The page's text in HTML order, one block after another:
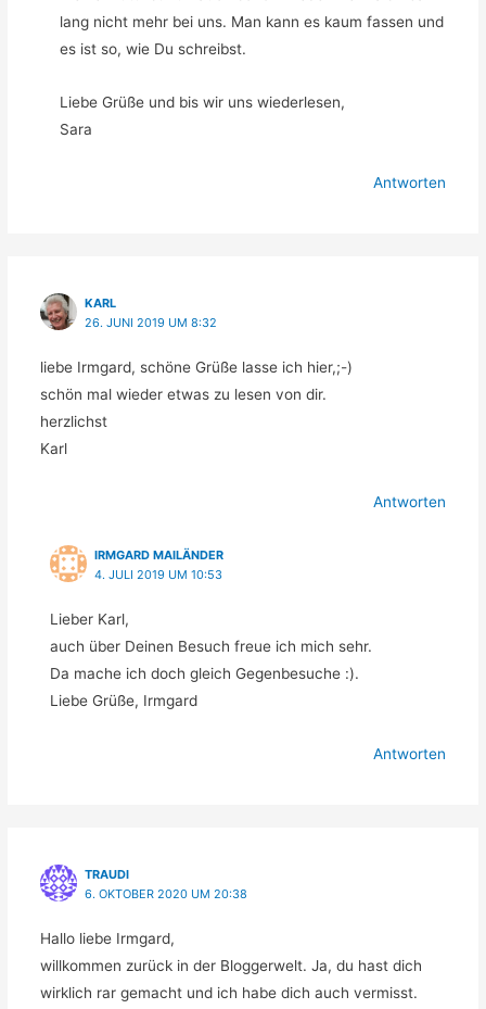
lang nicht mehr bei uns. Man kann es kaum fassen und
es ist so, wie Du schreibst.
Liebe Grüße und bis wir uns wiederlesen,
Sara
Antworten
KARL
26. JUNI 2019 UM 8:32
liebe Irmgard, schöne Grüße lasse ich hier,;-)
schön mal wieder etwas zu lesen von dir.
herzlichst
Karl
Antworten
IRMGARD MAILÄNDER
4. JULI 2019 UM 10:53
Lieber Karl,
auch über Deinen Besuch freue ich mich sehr.
Da mache ich doch gleich Gegenbesuche :).
Liebe Grüße, Irmgard
Antworten
TRAUDI
6. OKTOBER 2020 UM 20:38
Hallo liebe Irmgard,
willkommen zurück in der Bloggerwelt. Ja, du hast dich
wirklich rar gemacht und ich habe dich auch vermisst.